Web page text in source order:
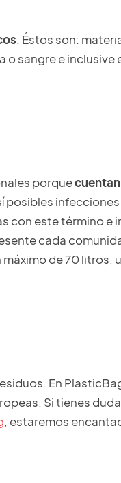
. Éstos son:
sangre e
porque
posibles
este término e
cada
de 70 litros,
En
Si tienes
, estaremos